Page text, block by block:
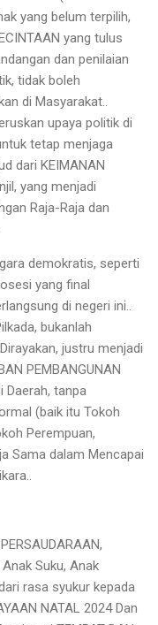
yang belum terpilih,
yang tulus
dan penilaian
tidak boleh
di Masyarakat..
upaya politik di
tetap menjaga
dari KEIMANAN
yang menjadi
Raja-Raja dan
demokratis, seperti
yang final
di negeri ini..
bukanlah
justru menjadi
PEMBANGUNAN
Daerah, tanpa
(baik itu Tokoh
Perempuan,
Sama dalam Mencapai
Suku, Anak
rasa syukur kepada
NATAL 2024 Dan